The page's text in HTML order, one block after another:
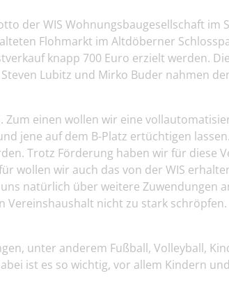
der WIS Wohnungsbaugesellschaft im
Flohmarkt im Altdöberner
knapp 700 Euro erzielt werden.
Lubitz und Mirko Buder nahmen
Zum einen wollen wir eine
jene auf dem B-Platz ertüchtigen
Trotz Förderung haben wir für diese
wollen wir auch das von der WIS
natürlich über weitere
Vereinshaushalt nicht zu stark
unter anderem Fußball, Volleyball,
ist es so wichtig, vor allem Kindern